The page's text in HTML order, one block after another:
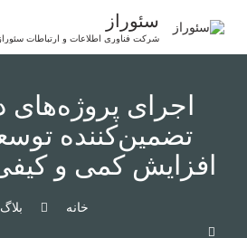
سئوراز
شرکت فناوری اطلاعات و ارتباطات سئوراز
اجرای پروژه‌های
تضمین‌کننده
افزایش کمی و
خانه بلاگ